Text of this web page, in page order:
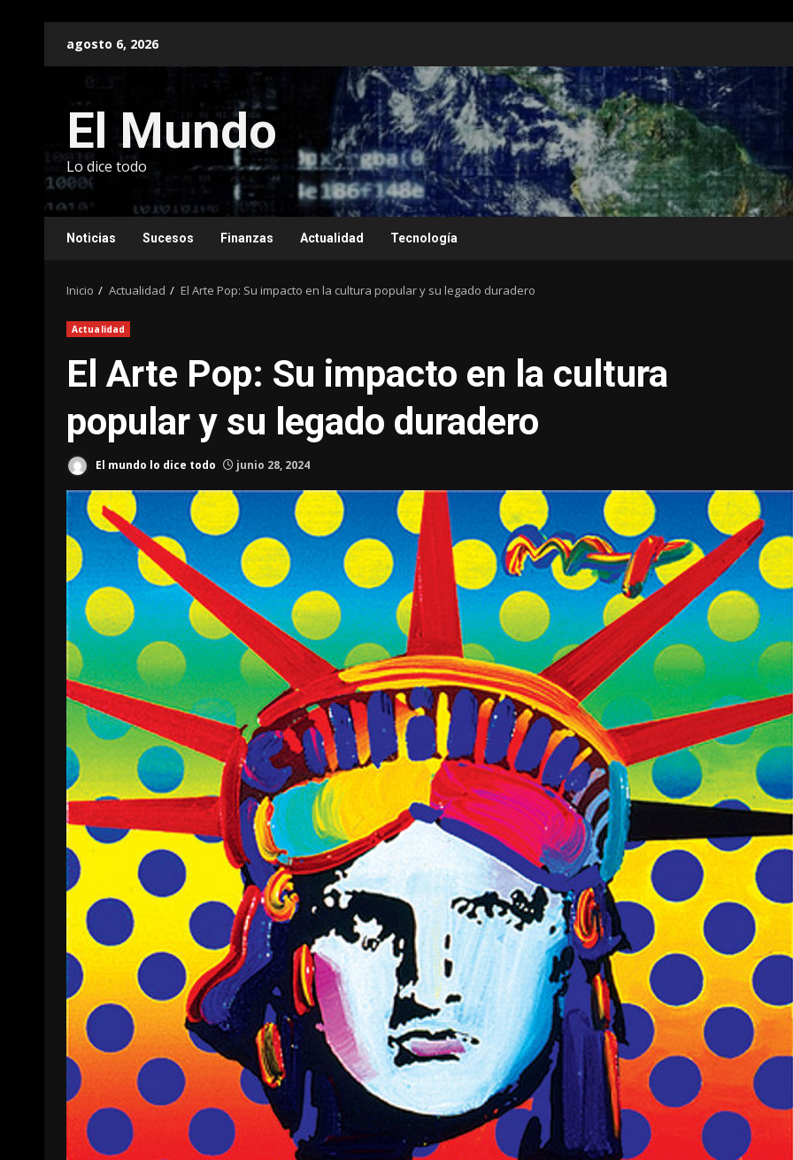
agosto 6, 2026
El Mundo
Lo dice todo
Noticias Sucesos Finanzas Actualidad Tecnología
Inicio Actualidad El Arte Pop: Su impacto en la cultura popular y su legado duradero
Actualidad
El Arte Pop: Su impacto en la cultura
popular y su legado duradero
El mundo lo dice todo junio 28, 2024